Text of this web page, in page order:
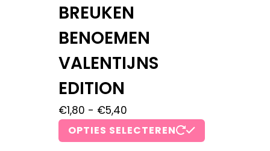
BREUKEN
BENOEMEN
VALENTIJNS
EDITION
€1,80 - €5,40
OPTIES SELECTEREN